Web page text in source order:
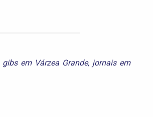
gibs em Várzea Grande, jornais em